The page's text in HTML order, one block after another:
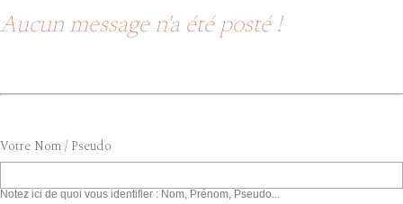
Aucun message n'a été posté !
Votre Nom / Pseudo
Notez ici de quoi vous identifier : Nom, Prénom, Pseudo...